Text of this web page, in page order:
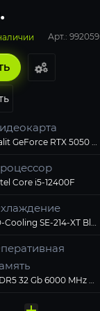
Арт.: 992059
Palit GeForce RTX 5050 StormX OC 8Gb
Core i5-12400F
ID-Cooling SE-214-XT Black
DDR5 32 Gb 6000 MHz G.Skill RIPJAWS M5 RGB Black
700W PF700